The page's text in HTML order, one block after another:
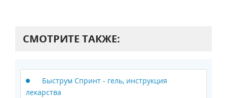
СМОТРИТЕ ТАКЖЕ:
Быструм Спринт - гель, инструкция
лекарства